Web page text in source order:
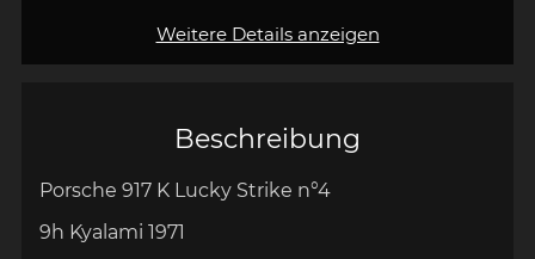
Beschreibung
Porsche 917 KLucky Strike n°4
9h Kyalami 1971
Weitere Details anzeigen